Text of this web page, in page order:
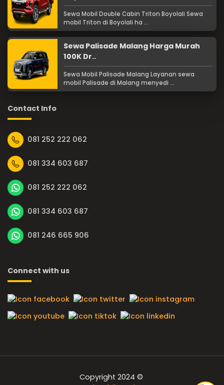
Sewa Mobil Double Cabin Triton Boyolali Sewa
mobil Triton di Boyolali ha ...
Sewa Palisade Malang Harga Murah
100K Dr..
Sewa Mobil Palisade Malang Layanan sewa
mobil Palisade di Malang menyedi ...
Contact Info
081 252 222 062
081 334 603 687
081 252 222 062
081 334 603 687
081 246 665 906
Connect with us
Copyright 2024 ©